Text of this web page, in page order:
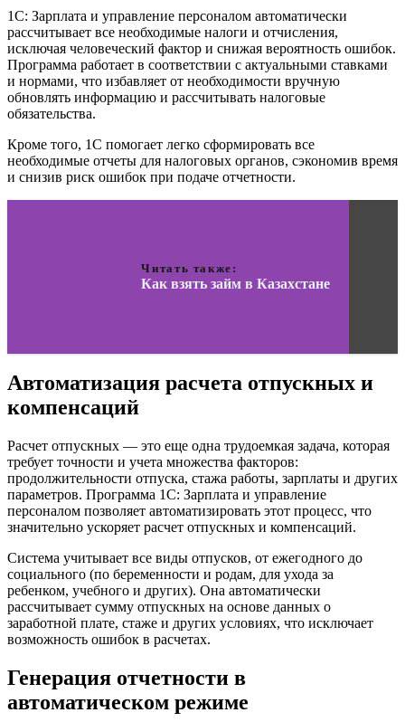
1С: Зарплата и управление персоналом автоматически
рассчитывает все необходимые налоги и отчисления,
исключая человеческий фактор и снижая вероятность ошибок.
Программа работает в соответствии с актуальными ставками
и нормами, что избавляет от необходимости вручную
обновлять информацию и рассчитывать налоговые
обязательства.
Кроме того, 1С помогает легко сформировать все
необходимые отчеты для налоговых органов, сэкономив время
и снизив риск ошибок при подаче отчетности.
Читать также:
Как взять займ в Казахстане
Автоматизация расчета отпускных и
компенсаций
Расчет отпускных — это еще одна трудоемкая задача, которая
требует точности и учета множества факторов:
продолжительности отпуска, стажа работы, зарплаты и других
параметров. Программа 1С: Зарплата и управление
персоналом позволяет автоматизировать этот процесс, что
значительно ускоряет расчет отпускных и компенсаций.
Система учитывает все виды отпусков, от ежегодного до
социального (по беременности и родам, для ухода за
ребенком, учебного и других). Она автоматически
рассчитывает сумму отпускных на основе данных о
заработной плате, стаже и других условиях, что исключает
возможность ошибок в расчетах.
Генерация отчетности в
автоматическом режиме